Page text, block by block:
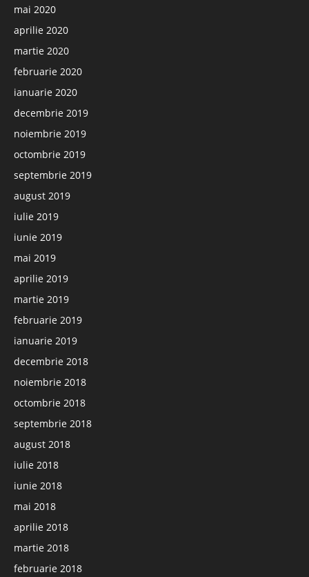
mai 2020
aprilie 2020
martie 2020
februarie 2020
ianuarie 2020
decembrie 2019
noiembrie 2019
octombrie 2019
septembrie 2019
august 2019
iulie 2019
iunie 2019
mai 2019
aprilie 2019
martie 2019
februarie 2019
ianuarie 2019
decembrie 2018
noiembrie 2018
octombrie 2018
septembrie 2018
august 2018
iulie 2018
iunie 2018
mai 2018
aprilie 2018
martie 2018
februarie 2018